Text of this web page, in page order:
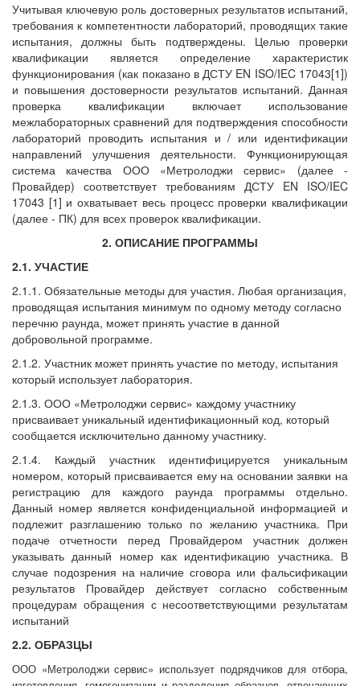
Учитывая ключевую роль достоверных результатов испытаний,
требования к компетентности лабораторий, проводящих такие
испытания, должны быть подтверждены. Целью проверки
квалификации является определение характеристик
функционирования (как показано в ДСТУ EN ISO/IEC 17043[1])
и повышения достоверности результатов испытаний. Данная
проверка квалификации включает использование
межлабораторных сравнений для подтверждения способности
лабораторий проводить испытания и / или идентификации
направлений улучшения деятельности. Функционирующая
система качества ООО «Метролоджи сервис» (далее -
Провайдер) соответствует требованиям ДСТУ EN ISO/IEC
17043 [1] и охватывает весь процесс проверки квалификации
(далее - ПК) для всех проверок квалификации.
2. ОПИСАНИЕ ПРОГРАММЫ
2.1. УЧАСТИЕ
2.1.1. Обязательные методы для участия. Любая организация,
проводящая испытания минимум по одному методу согласно
перечню раунда, может принять участие в данной
добровольной программе.
2.1.2. Участник может принять участие по методу, испытания
который использует лаборатория.
2.1.3. ООО «Метролоджи сервис» каждому участнику
присваивает уникальный идентификационный код, который
сообщается исключительно данному участнику.
2.1.4. Каждый участник идентифицируется уникальным
номером, который присваивается ему на основании заявки на
регистрацию для каждого раунда программы отдельно.
Данный номер является конфиденциальной информацией и
подлежит разглашению только по желанию участника. При
подаче отчетности перед Провайдером участник должен
указывать данный номер как идентификацию участника. В
случае подозрения на наличие сговора или фальсификации
результатов Провайдер действует согласно собственным
процедурам обращения с несоответствующими результатам
испытаний
2.2. ОБРАЗЦЫ
ООО «Метролоджи сервис» использует подрядчиков для отбора,